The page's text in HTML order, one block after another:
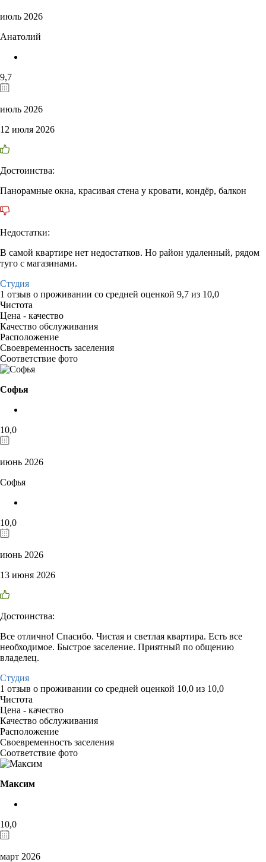
июль 2026
Анатолий
9,7
июль 2026
12 июля 2026
Достоинства:
Панорамные окна, красивая стена у кровати, кондёр, балкон
Недостатки:
В самой квартире нет недостатков. Но район удаленный, рядом
туго с магазинами.
Студия
1 отзыв о проживании со средней оценкой 9,7 из 10,0
Чистота
Цена - качество
Качество обслуживания
Расположение
Своевременность заселения
Соответствие фото
Софья
10,0
июнь 2026
Софья
10,0
июнь 2026
13 июня 2026
Достоинства:
Все отлично! Спасибо. Чистая и светлая квартира. Есть все
необходимое. Быстрое заселение. Приятный по общению
владелец.
Студия
1 отзыв о проживании со средней оценкой 10,0 из 10,0
Чистота
Цена - качество
Качество обслуживания
Расположение
Своевременность заселения
Соответствие фото
Максим
10,0
март 2026